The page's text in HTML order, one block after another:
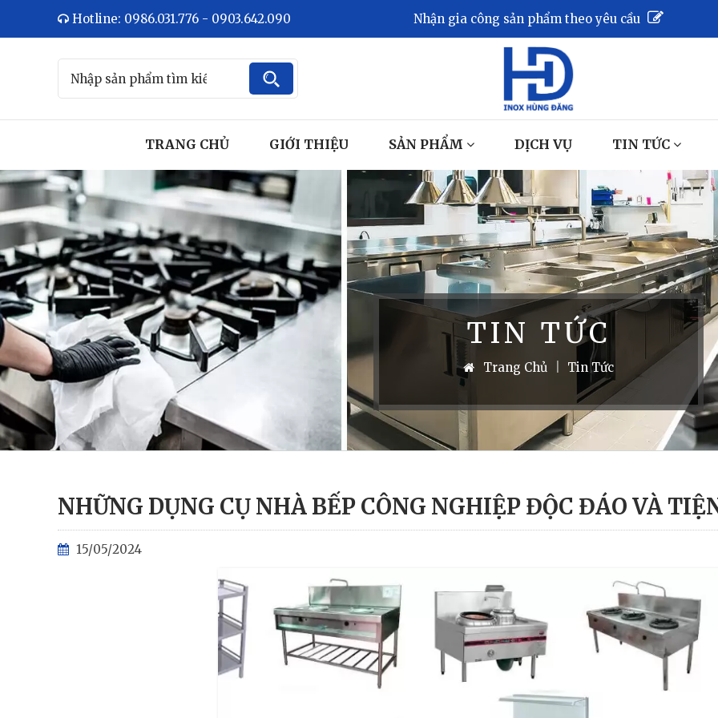
Hotline: 0986.031.776 - 0903.642.090 Nhận gia công sản phẩm theo yêu cầu
TRANG CHỦ GIỚI THIỆU SẢN PHẨM DỊCH VỤ TIN TỨC
TIN TỨC
Trang Chủ Tin Tức
NHỮNG DỤNG CỤ NHÀ BẾP CÔNG NGHIỆP ĐỘC ĐÁO VÀ
15/05/2024